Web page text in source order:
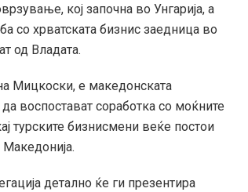
кој започна во Унгарија, а
со хрватската бизнис заедница во
од Владата.
Мицкоски, е македонската
воспостават соработка со моќните
турските бизнисмени веќе постои
детално ќе ги презентира